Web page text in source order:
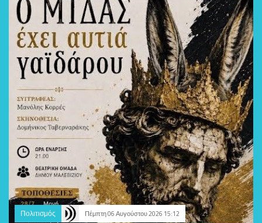
Πολιτισμός Πέμπτη 06 Αυγούστου 2026 15:12